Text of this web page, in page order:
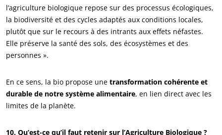
l’agriculture biologique repose sur des processus écologiques,
la biodiversité et des cycles adaptés aux conditions locales,
plutôt que sur le recours à des intrants aux effets néfastes.
Elle préserve la santé des sols, des écosystèmes et des
personnes ».
En ce sens, la bio propose une transformation cohérente et
durable de notre système alimentaire, en lien direct avec les
limites de la planète.
10. Qu’est-ce qu’il faut retenir sur l’Agriculture Biologique ?